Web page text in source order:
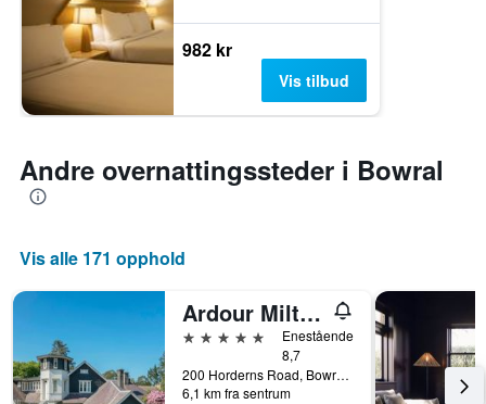
982 kr
Vis tilbud
Andre overnattingssteder i Bowral
Vis alle 171 opphold
Ardour Milton Park Bowral
5 stjerner
Enestående
8,7
200 Horderns Road, Bowral, NSW, Australia
6,1 km fra sentrum